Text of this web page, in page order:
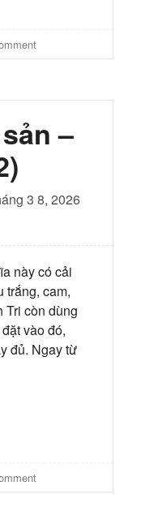
on
Bốn
sản
Chương
–
3 8, 2026
này có cải
trắng, cam,
Tri còn dùng
vào đó,
đủ. Ngay từ
on
Bốn